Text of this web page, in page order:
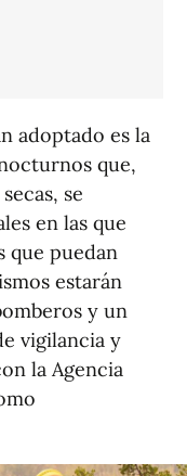
adoptado es la
que,
se
en las que
que puedan
estarán
y un
vigilancia y
la Agencia